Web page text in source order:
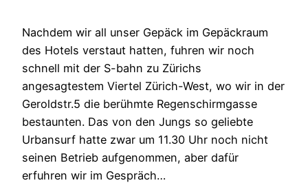
Nachdem wir all unser Gepäck im Gepäckraum
des Hotels verstaut hatten, fuhren wir noch
schnell mit der S-bahn zu Zürichs
angesagtestem Viertel Zürich-West, wo wir in der
Geroldstr.5 die berühmte Regenschirmgasse
bestaunten. Das von den Jungs so geliebte
Urbansurf hatte zwar um 11.30 Uhr noch nicht
seinen Betrieb aufgenommen, aber dafür
erfuhren wir im Gespräch…